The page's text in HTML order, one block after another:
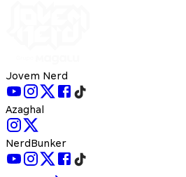
Jovem Nerd
Azaghal
NerdBunker